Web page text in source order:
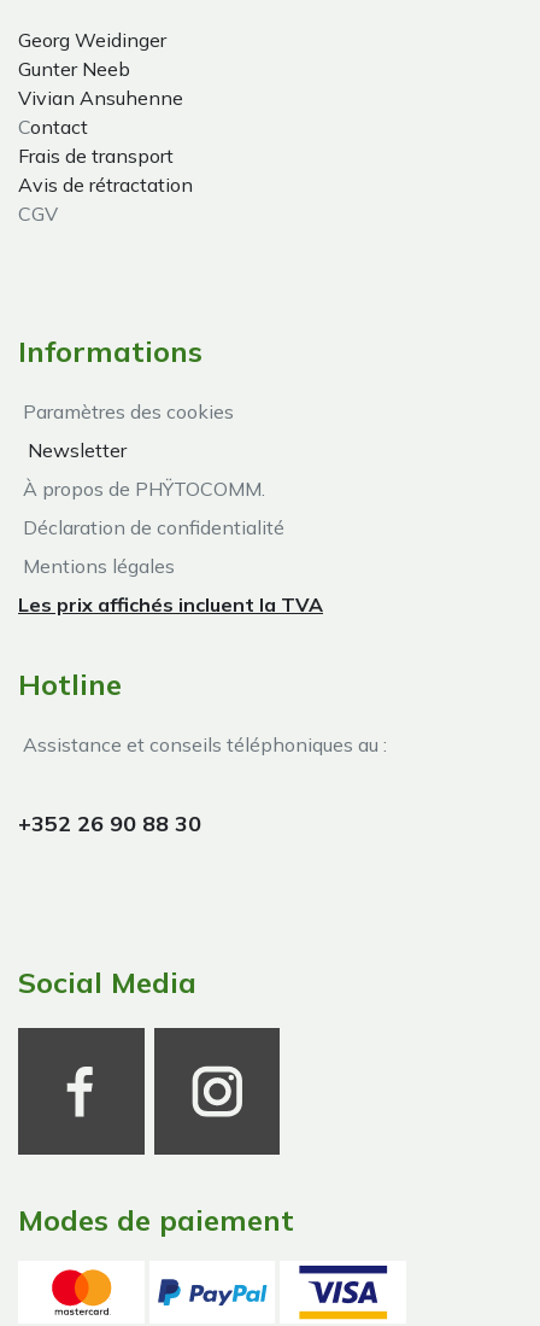
Georg Weidinger
Gunter Neeb
Vivian Ansuhenne
Contact
Frais de transport
Avis de rétractation
CGV
Informations
Paramètres des cookies
Newsletter
À propos de PHŸTOCOMM.
Déclaration de confidentialité
Mentions légales
Les prix affichés incluent la TVA
Hotline
Assistance et conseils téléphoniques au :
+352 26 90 88 30
Social Media
Modes de paiement